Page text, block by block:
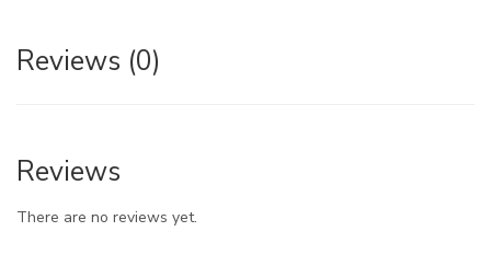
Reviews (0)
Reviews
There are no reviews yet.